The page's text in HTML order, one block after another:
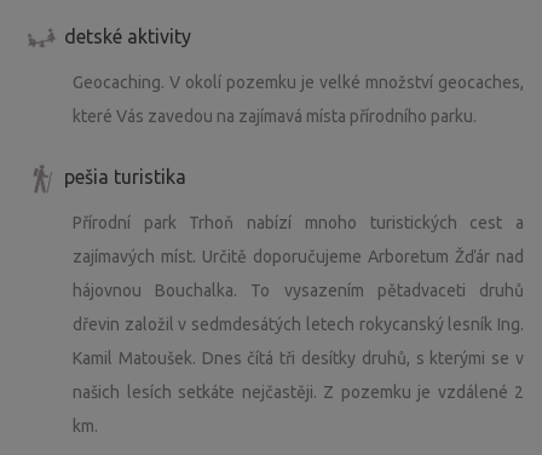
detské aktivity
Geocaching. V okolí pozemku je velké množství geocaches,
které Vás zavedou na zajímavá místa přírodního parku.
pešia turistika
Přírodní park Trhoň nabízí mnoho turistických cest a
zajímavých míst. Určitě doporučujeme Arboretum Žďár nad
hájovnou Bouchalka. To vysazením pětadvaceti druhů
dřevin založil v sedmdesátých letech rokycanský lesník Ing.
Kamil Matoušek. Dnes čítá tři desítky druhů, s kterými se v
našich lesích setkáte nejčastěji. Z pozemku je vzdálené 2
km.